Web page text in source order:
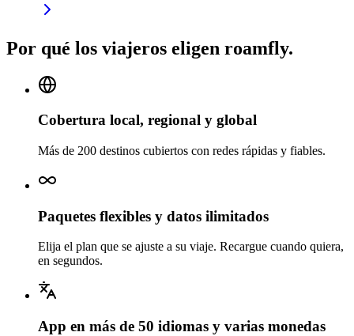
Por qué los viajeros eligen roamfly.
Cobertura local, regional y global
Más de 200 destinos cubiertos con redes rápidas y fiables.
Paquetes flexibles y datos ilimitados
Elija el plan que se ajuste a su viaje. Recargue cuando quiera,
en segundos.
App en más de 50 idiomas y varias monedas